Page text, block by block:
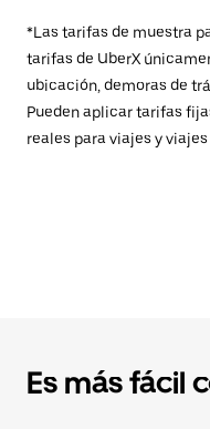
*Las tarifas de muestra
tarifas de UberX
ubicación, demoras de
Pueden aplicar tarifas
reales para viajes y
Es más fácil